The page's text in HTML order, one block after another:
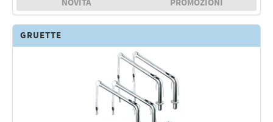
Elettricità - Segnalazione
Elettronica - Strumentazione
Arredo - Oggettistica
Lubrificanti - Collanti - Vernici - Detergenti
GRUETTE